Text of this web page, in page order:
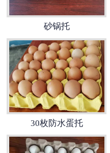
砂锅托
30枚防水蛋托